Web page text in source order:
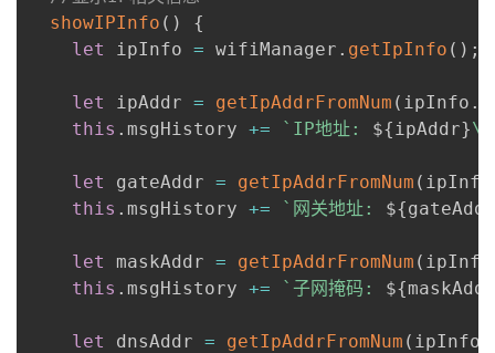
showIPInfo ( )
{
let
ipInfo = wifiManager . getIpInfo ( ) ;
let ipAddr = getIpAddrFromNum ( ipInfo .
this . msgHistory += ` IP地址: ${ ipAddr}
let gateAddr = getIpAddrFromNum ( ipInfo
this . msgHistory += ` 网关地址: ${gateAddr
let maskAddr = getIpAddrFromNum ( ipInfo
this . msgHistory += ` 子网掩码: ${maskAddr
let dnsAddr = getIpAddrFromNum ( ipInfo